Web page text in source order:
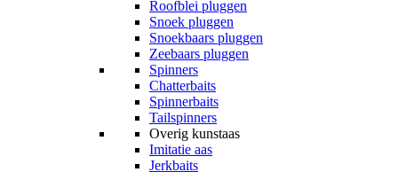
Roofblei pluggen
Snoek pluggen
Snoekbaars pluggen
Zeebaars pluggen
Spinners
Chatterbaits
Spinnerbaits
Tailspinners
Overig kunstaas
Imitatie aas
Jerkbaits